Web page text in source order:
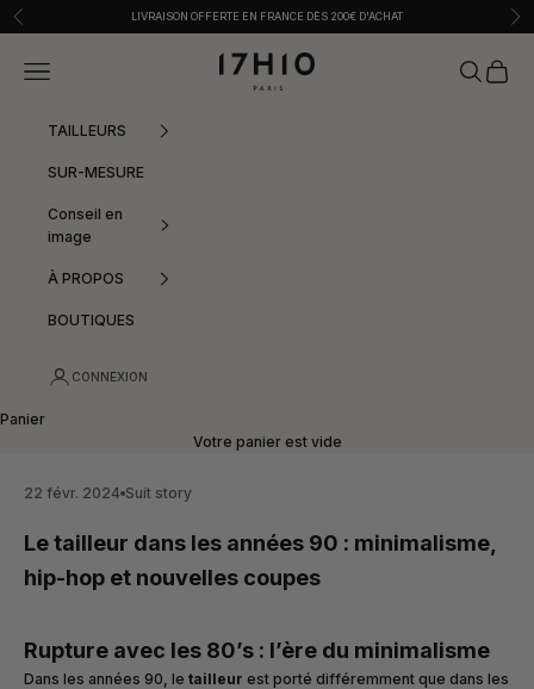
Passer au contenu
Précédent LIVRAISON OFFERTE EN FRANCE DÈS 200€ D'ACHAT
17h10
Menu Recherche
Panier
TAILLEURS
SUR-MESURE
Conseil en
image
À PROPOS
BOUTIQUES
CONNEXION
Panier
Votre panier est vide
22 févr. 2024 Suit story
Le tailleur dans les années 90 : minimalisme,
hip-hop et nouvelles coupes
Rupture avec les 80’s : l’ère du minimalisme
Dans les années 90, le tailleur est porté différemment que dans les